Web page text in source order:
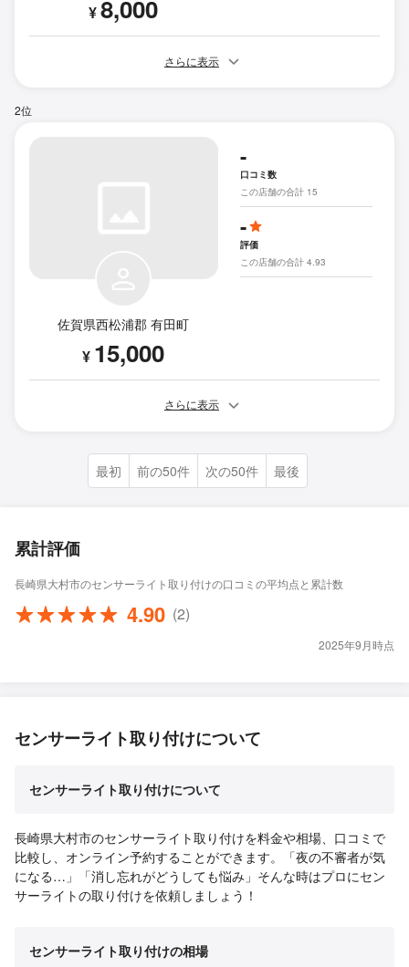
¥8,000
さらに表示
2位
佐賀県西松浦郡 有田町
¥ 15,000
-
口コミ数
この店舗の合計 15
-
評価
この店舗の合計 4.93
さらに表示
最初 前の50件 次の50件 最後
累計評価
長崎県大村市のセンサーライト取り付けの口コミの平均点と累計数
4.90 (2)
2025年9月時点
センサーライト取り付けについて
センサーライト取り付けについて
長崎県大村市のセンサーライト取り付けを料金や相場、口コミで
比較し、オンライン予約することができます。「夜の不審者が気
になる…」「消し忘れがどうしても悩み」そんな時はプロにセン
サーライトの取り付けを依頼しましょう！
センサーライト取り付けの相場